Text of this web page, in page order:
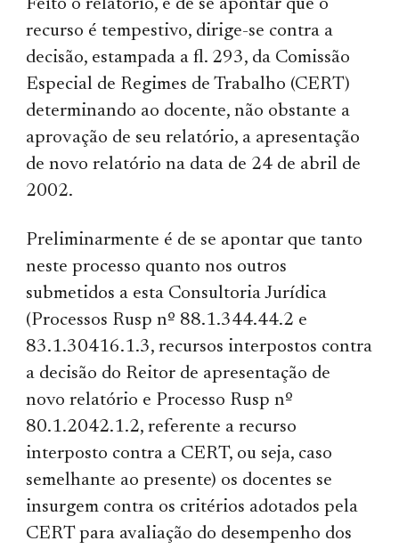
Feito o relatório, é de se apontar que o
recurso é tempestivo, dirige-se contra a
decisão, estampada a fl. 293, da Comissão
Especial de Regimes de Trabalho (CERT)
determinando ao docente, não obstante a
aprovação de seu relatório, a apresentação
de novo relatório na data de 24 de abril de
2002.
Preliminarmente é de se apontar que tanto
neste processo quanto nos outros
submetidos a esta Consultoria Jurídica
(Processos Rusp nº 88.1.344.44.2 e
83.1.30416.1.3, recursos interpostos contra
a decisão do Reitor de apresentação de
novo relatório e Processo Rusp nº
80.1.2042.1.2, referente a recurso
interposto contra a CERT, ou seja, caso
semelhante ao presente) os docentes se
insurgem contra os critérios adotados pela
CERT para avaliação do desempenho dos